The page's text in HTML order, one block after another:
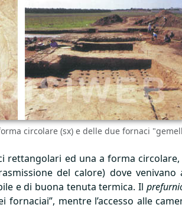
circolare (sx) e delle due fornaci
ed una a forma
del calore) dove
e di buona tenuta termica. Il
mentre l’accesso alle